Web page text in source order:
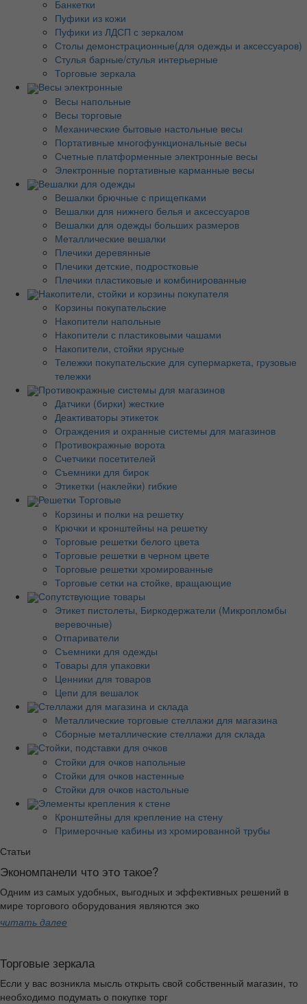
Банкетки
Пуфики из кожи
Пуфики из ЛДСП с зеркалом
Столы демонстрационные(для одежды и аксессуаров)
Стулья барные/стулья интерьерные
Торговые зеркала
Весы электронные
Весы напольные
Весы торговые
Механические бытовые настольные весы
Портативные многофункциональные весы
Счетные платформенные электронные весы
Электронные портативные карманные весы
Вешалки для одежды
Вешалки брючные с прищепками
Вешалки для нижнего белья и аксессуаров
Вешалки для одежды больших размеров
Металлические вешалки
Плечики деревянные
Плечики детские, подростковые
Плечики пластиковые и комбинированные
Накопители, стойки и корзины покупателя
Корзины покупательские
Накопители напольные
Накопители с пластиковыми чашами
Накопители, стойки ярусные
Тележки покупательские для супермаркета, грузовые
тележки
Противокражные системы для магазинов
Датчики (бирки) жесткие
Деактиваторы этикеток
Ограждения и охранные системы для магазинов
Противокражные ворота
Счетчики посетителей
Съемники для бирок
Этикетки (наклейки) гибкие
Решетки Торговые
Корзины и полки на решетку
Крючки и кронштейны на решетку
Торговые решетки белого цвета
Торговые решетки в черном цвете
Торговые решетки хромированные
Торговые сетки на стойке, вращающие
Сопутствующие товары
Этикет пистолеты, Биркодержатели (Микропломбы
веревочные)
Отпариватели
Съемники для одежды
Товары для упаковки
Ценники для товаров
Цепи для вешалок
Стеллажи для магазина и склада
Металлические торговые стеллажи для магазина
Сборные металлические стеллажи для склада
Стойки, подставки для очков
Стойки для очков напольные
Стойки для очков настенные
Стойки для очков настольные
Элементы крепления к стене
Кронштейны для крепление на стену
Примерочные кабины из хромированной трубы
Статьи
Экономпанели что это такое?
Одним из самых удобных, выгодных и эффективных решений в
мире торгового оборудования являются эко
читать далее
Торговые зеркала
Если у вас возникла мысль открыть свой собственный магазин, то
необходимо подумать о покупке торг